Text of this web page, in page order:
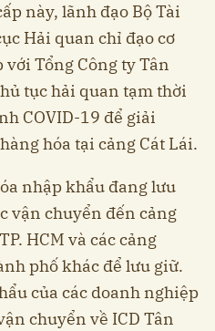
này, lãnh đạo Bộ Tài
Hải quan chỉ đạo cơ
Tổng Công ty Tân
tục hải quan tạm thời
COVID-19 để giải
hóa tại cảng Cát Lái.
nhập khẩu đang lưu
vận chuyển đến cảng
HCM và các cảng
phố khác để lưu giữ.
của các doanh nghiệp
chuyển về ICD Tân